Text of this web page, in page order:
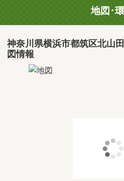
地図･
神奈川県横浜市都筑区北山
図情報